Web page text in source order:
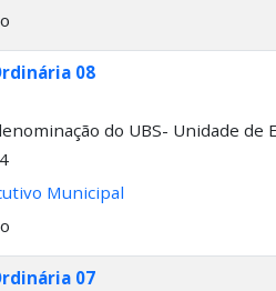
08
do UBS- Unidade de
Municipal
07